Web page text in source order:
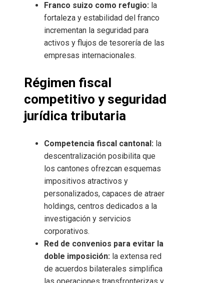
Franco suizo como refugio: la
fortaleza y estabilidad del franco
incrementan la seguridad para
activos y flujos de tesorería de las
empresas internacionales.
Régimen fiscal
competitivo y seguridad
jurídica tributaria
Competencia fiscal cantonal: la
descentralización posibilita que
los cantones ofrezcan esquemas
impositivos atractivos y
personalizados, capaces de atraer
holdings, centros dedicados a la
investigación y servicios
corporativos.
Red de convenios para evitar la
doble imposición: la extensa red
de acuerdos bilaterales simplifica